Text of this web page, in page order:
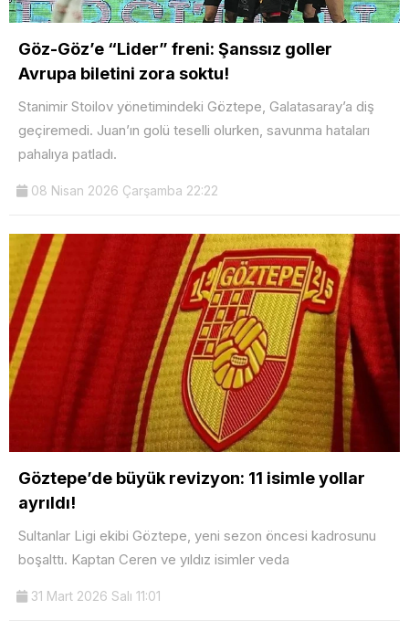
Göz-Göz’e “Lider” freni: Şanssız goller
Avrupa biletini zora soktu!
Stanimir Stoilov yönetimindeki Göztepe, Galatasaray’a diş
geçiremedi. Juan’ın golü teselli olurken, savunma hataları
pahalıya patladı.
08 Nisan 2026 Çarşamba 22:22
Göztepe’de büyük revizyon: 11 isimle yollar
ayrıldı!
Sultanlar Ligi ekibi Göztepe, yeni sezon öncesi kadrosunu
boşalttı. Kaptan Ceren ve yıldız isimler veda
31 Mart 2026 Salı 11:01